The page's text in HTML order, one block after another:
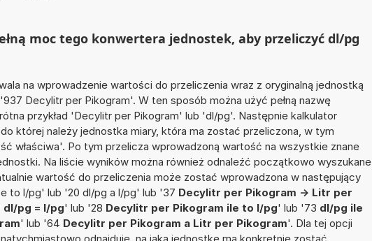
moc tego konwertera jednostek, aby przeliczyć dl/pg
na wprowadzenie wartości do przeliczenia wraz z oryginalną jednostką
'937 Decylitr per Pikogram'. W ten sposób można użyć pełną nazwę
przykład 'Decylitr per Pikogram' lub 'dl/pg'. Następnie kalkulator
której należy jednostka miary, która ma zostać przeliczona, w tym
właściwa'. Po tym przelicza wprowadzoną wartość na wszystkie znane
Na liście wyników można również odnaleźć początkowo wyszukane
wartość do przeliczenia może zostać wprowadzona w następujący
to l/pg' lub '20 dl/pg a l/pg' lub '37 Decylitr per Pikogram -> Litr per
dl/pg = l/pg' lub '28 Decylitr per Pikogram ile to l/pg' lub '73 dl/pg ile
' lub '64 Decylitr per Pikogram a Litr per Pikogram'. Dla tej opcji